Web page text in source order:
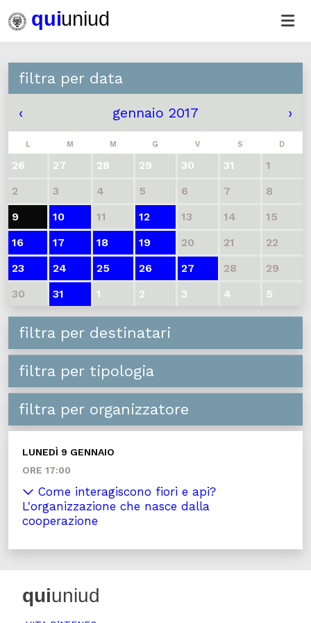
filtra per data
‹ gennaio 2017 ›
L M M G V S D
26 27 28 29 30 31
1
2
3 4 5 6 7
8
9
10 11 12 13 14
15
16
17 18 19 20 21
22
23
24 25 26 27 28
29
30
31 1 2 3 4 5
filtra per destinatari
filtra per tipologia
filtra per organizzatore
LUNEDÌ 9 GENNAIO
ORE 17:00
Come interagiscono fiori e api?
L'organizzazione che nasce dalla
cooperazione
quiuniud